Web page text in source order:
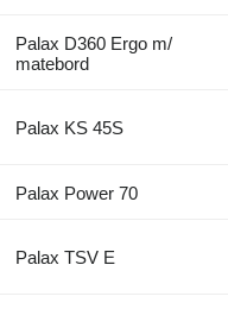
Palax D360 Ergo m/
matebord
Palax KS 45S
Palax Power 70
Palax TSV E